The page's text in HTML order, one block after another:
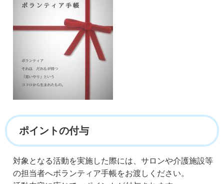
ポイントの付与
対象となる活動を実施した際には、サロンや介護施設等
の担当者へボランティア手帳をお渡しください。